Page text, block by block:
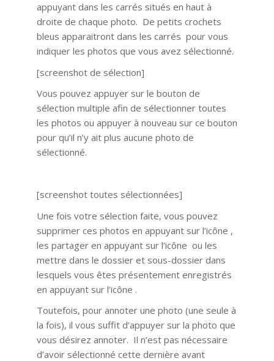
appuyant dans les carrés situés en haut à
droite de chaque photo. De petits crochets
bleus apparaitront dans les carrés pour vous
indiquer les photos que vous avez sélectionné.
[screenshot de sélection]
Vous pouvez appuyer sur le bouton de
sélection multiple afin de sélectionner toutes
les photos ou appuyer à nouveau sur ce bouton
pour qu’il n’y ait plus aucune photo de
sélectionné.
[screenshot toutes sélectionnées]
Une fois votre sélection faite, vous pouvez
supprimer ces photos en appuyant sur l’icône ,
les partager en appuyant sur l’icône ou les
mettre dans le dossier et sous-dossier dans
lesquels vous êtes présentement enregistrés
en appuyant sur l’icône .
Toutefois, pour annoter une photo (une seule à
la fois), il vous suffit d’appuyer sur la photo que
vous désirez annoter. Il n’est pas nécessaire
d’avoir sélectionné cette dernière avant